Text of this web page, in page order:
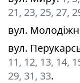
21, 23, 25, 27,
вул.
вул.
11, 12, 13, 14,
29, 31, 33.